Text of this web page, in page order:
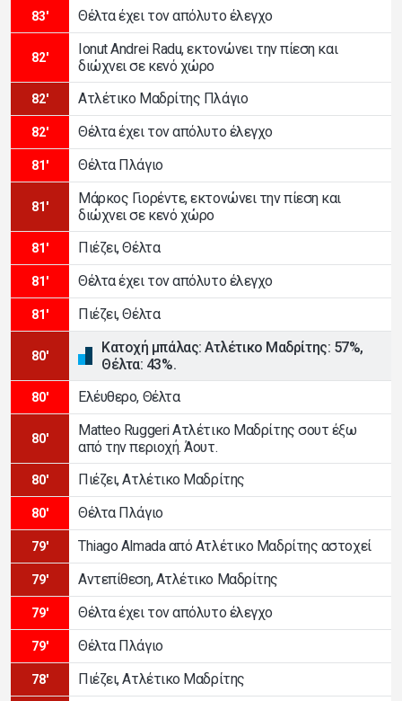
83' Θέλτα έχει τον απόλυτο έλεγχο
82'
Ionut Andrei Radu, εκτονώνει την πίεση και
διώχνει σε κενό χώρο
82' Ατλέτικο Μαδρίτης Πλάγιο
82' Θέλτα έχει τον απόλυτο έλεγχο
81' Θέλτα Πλάγιο
81'
Μάρκος Γιορέντε, εκτονώνει την πίεση και
διώχνει σε κενό χώρο
81' Πιέζει, Θέλτα
81' Θέλτα έχει τον απόλυτο έλεγχο
81' Πιέζει, Θέλτα
80'
Κατοχή μπάλας: Ατλέτικο Μαδρίτης: 57%,
Θέλτα: 43%.
80' Ελέυθερο, Θέλτα
80'
Matteo Ruggeri Ατλέτικο Μαδρίτης σουτ έξω
από την περιοχή. Άουτ.
80' Πιέζει, Ατλέτικο Μαδρίτης
80' Θέλτα Πλάγιο
79' Thiago Almada από Ατλέτικο Μαδρίτης αστοχεί
79' Αντεπίθεση, Ατλέτικο Μαδρίτης
79' Θέλτα έχει τον απόλυτο έλεγχο
79' Θέλτα Πλάγιο
78' Πιέζει, Ατλέτικο Μαδρίτης